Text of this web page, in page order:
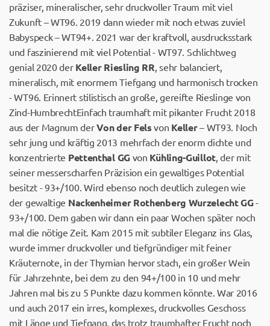
präziser, mineralischer, sehr druckvoller Traum mit viel
Zukunft – WT96. 2019 dann wieder mit noch etwas zuviel
Babyspeck – WT94+. 2021 war der kraftvoll, ausdrucksstark
und faszinierend mit viel Potential - WT97. Schlichtweg
genial 2020 der Keller Riesling RR, sehr balanciert,
mineralisch, mit enormem Tiefgang und harmonisch trocken
- WT96. Erinnert stilistisch an große, gereifte Rieslinge von
Zind-HumbrechtEinfach traumhaft mit pikanter Frucht 2018
aus der Magnum derVon der Fels von Keller– WT93. Noch
sehr jung und kräftig 2013 mehrfach der enorm dichte und
konzentrierte Pettenthal GGvon Kühling-Guillot, der mit
seiner messerscharfen Präzision ein gewaltiges Potential
besitzt - 93+/100. Wird ebenso noch deutlich zulegen wie
der gewaltige Nackenheimer Rothenberg Wurzelecht GG-
93+/100. Dem gaben wir dann ein paar Wochen später noch
mal die nötige Zeit. Kam 2015 mit subtiler Eleganz ins Glas,
wurde immer druckvoller und tiefgründiger mit feiner
Kräuternote, in der Thymian hervor stach, ein großer Wein
für Jahrzehnte, bei dem zu den 94+/100 in 10 und mehr
Jahren mal bis zu 5 Punkte dazu kommen könnte. War 2016
und auch 2017 ein irres, komplexes, druckvolles Geschoss
mit Länge und Tiefgang, das trotz traumhafter Frucht noch